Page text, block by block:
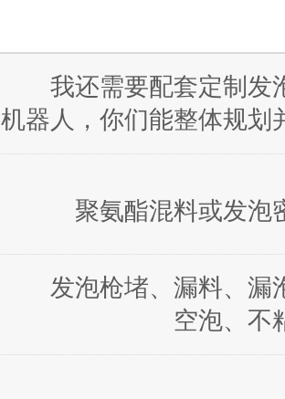
我还需要配套定制发
机器人，你们能整体规划
聚氨酯混料或发泡
发泡枪堵、漏料、漏
空泡、不